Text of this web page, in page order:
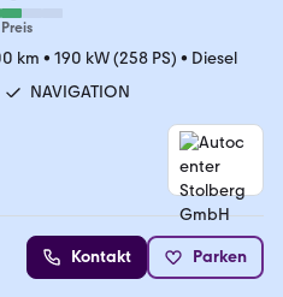
km • 190 kW (258 PS) • Diesel
NAVIGATION
Kontakt Parken